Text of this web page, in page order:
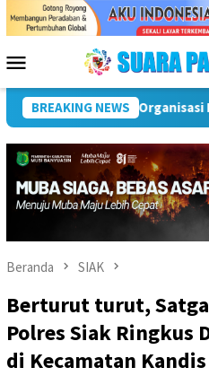
Menu
Mobile
BREAKING NEWS
Puncak Peringatan
Beranda SIAK
Berturut turut,
Polres Siak Ringkus
di Kecamatan Kandis